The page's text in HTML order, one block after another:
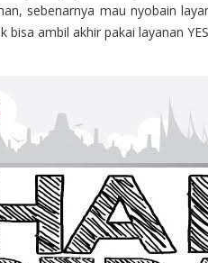
sebenarnya mau nyobain
bisa ambil akhir pakai layanan